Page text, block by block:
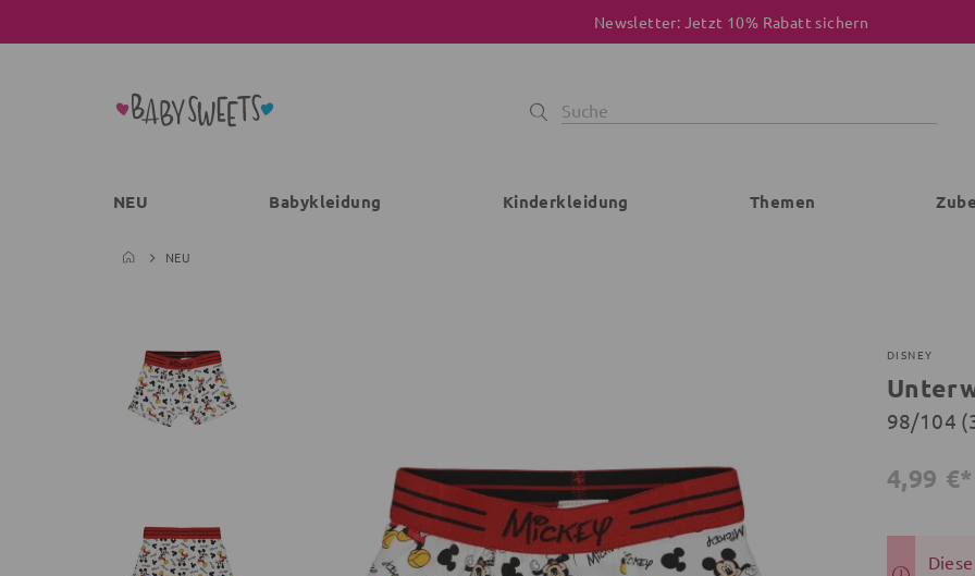
Newsletter: Jetzt 10% Rabatt sichern
NEU Babykleidung Kinderkleidung Themen
NEU
DISNEY
98/104
4,99 €*